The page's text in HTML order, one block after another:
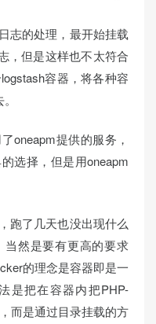
志的处理，最开始挂载
，但是这样也不太符合
容器，将各种容
oneapm提供的服务，
选择，但是用oneapm
跑了几天也没出现什么
然是要有更高的要求
的理念是容器即是一
是把在容器内把PHP-
而是通过目录挂载的方